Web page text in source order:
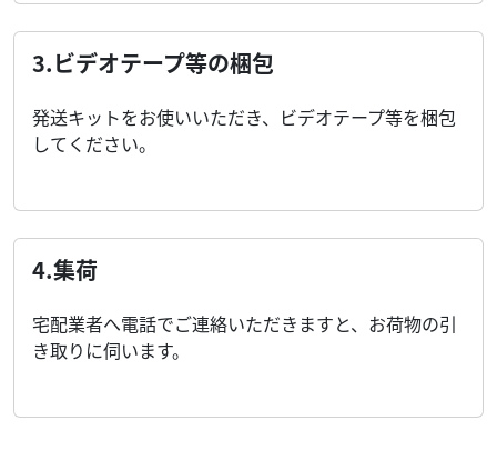
3.ビデオテープ等の梱包
発送キットをお使いいただき、ビデオテープ等を梱包
してください。
4.集荷
宅配業者へ電話でご連絡いただきますと、お荷物の引
き取りに伺います。